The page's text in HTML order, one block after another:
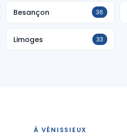
Besançon 36
Limoges 33
À VÉNISSIEUX